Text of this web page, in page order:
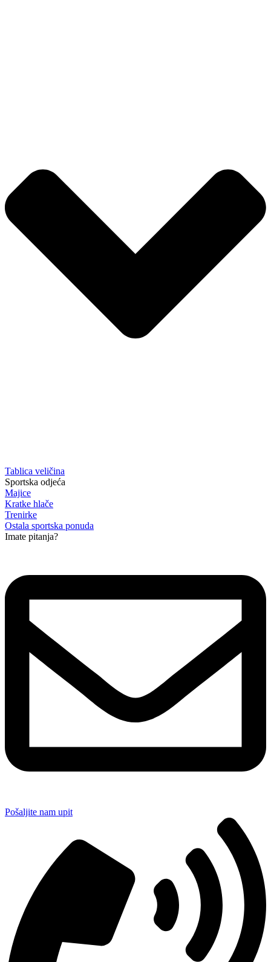
Tablica veličina
Sportska odjeća
Majice
Kratke hlače
Trenirke
Ostala sportska ponuda
Imate pitanja?
Pošaljite nam upit